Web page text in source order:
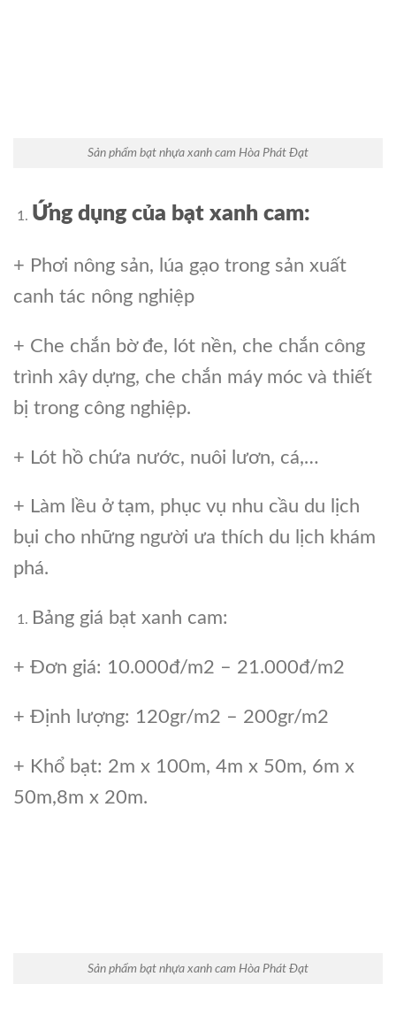
Sản phẩm bạt nhựa xanh cam Hòa Phát Đạt
Ứng dụng của bạt xanh cam:
+ Phơi nông sản, lúa gạo trong sản xuất
canh tác nông nghiệp
+ Che chắn bờ đe, lót nền, che chắn công
trình xây dựng, che chắn máy móc và thiết
bị trong công nghiệp.
+ Lót hồ chứa nước, nuôi lươn, cá,…
+ Làm lều ở tạm, phục vụ nhu cầu du lịch
bụi cho những người ưa thích du lịch khám
phá.
Bảng giá bạt xanh cam:
+ Đơn giá: 10.000đ/m2 – 21.000đ/m2
+ Định lượng: 120gr/m2 – 200gr/m2
+ Khổ bạt: 2m x 100m, 4m x 50m, 6m x
50m,8m x 20m.
Sản phẩm bạt nhựa xanh cam Hòa Phát Đạt